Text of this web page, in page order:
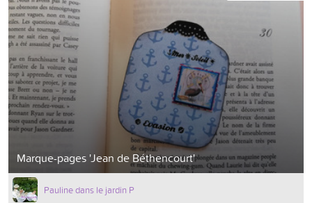
Marque-pages 'Jean de Béthencourt'
Pauline dans le jardin P